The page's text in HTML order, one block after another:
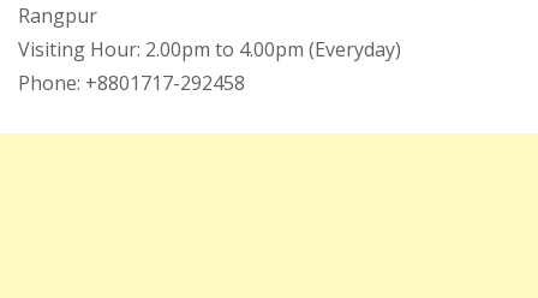
Rangpur
Visiting Hour: 2.00pm to 4.00pm (Everyday)
Phone: +8801717-292458